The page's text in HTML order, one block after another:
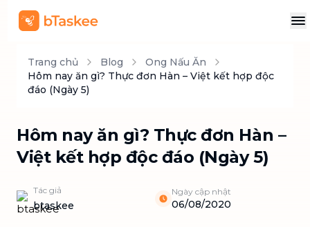
Trang chủ Blog
Ong Nấu Ăn
Hôm nay ăn gì? Thực đơn Hàn – Việt kết hợp độc
đáo (Ngày 5)
Hôm nay ăn gì? Thực đơn Hàn –
Việt kết hợp độc đáo (Ngày 5)
Tác giả
btaskee
Ngày cập nhật
06/08/2020